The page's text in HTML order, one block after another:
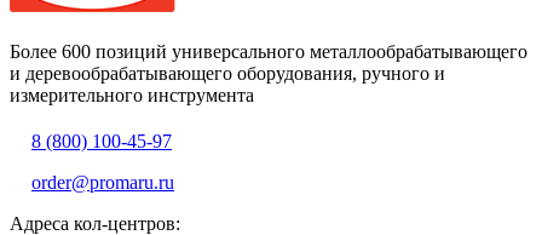
Более 600 позиций универсального металлообрабатывающего
и деревообрабатывающего оборудования, ручного и
измерительного инструмента
8 (800) 100-45-97
order@promaru.ru
Адреса кол-центров: